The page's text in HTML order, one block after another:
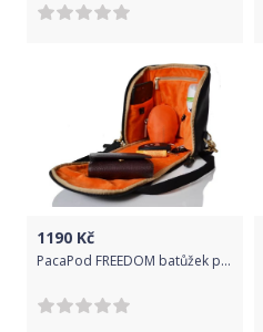
1190 Kč
PacaPod FREEDOM batůžek pro maminky, Stříbrná